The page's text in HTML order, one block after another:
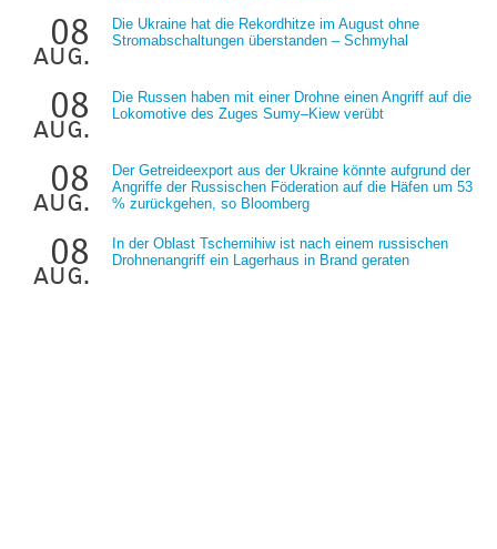
08
aug.
Die Ukraine hat die Rekordhitze im August ohne
Stromabschaltungen überstanden – Schmyhal
08
aug.
Die Russen haben mit einer Drohne einen Angriff auf die
Lokomotive des Zuges Sumy–Kiew verübt
08
aug.
Der Getreideexport aus der Ukraine könnte aufgrund der
Angriffe der Russischen Föderation auf die Häfen um 53
% zurückgehen, so Bloomberg
08
aug.
In der Oblast Tschernihiw ist nach einem russischen
Drohnenangriff ein Lagerhaus in Brand geraten